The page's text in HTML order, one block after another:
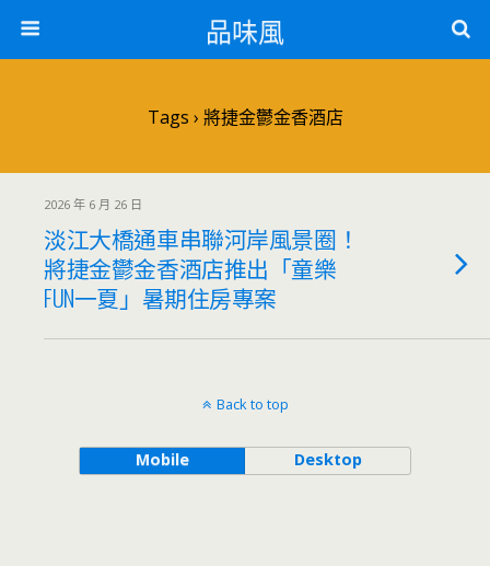
品味風
Tags › 將捷金鬱金香酒店
2026 年 6 月 26 日
淡江大橋通車串聯河岸風景圈！
將捷金鬱金香酒店推出「童樂
FUN一夏」暑期住房專案
Back to top
Mobile Desktop